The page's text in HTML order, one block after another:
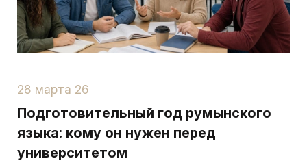
28 марта 26
Подготовительный год румынского
языка: кому он нужен перед
университетом